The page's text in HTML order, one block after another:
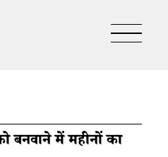
बनवाने में महीनों का